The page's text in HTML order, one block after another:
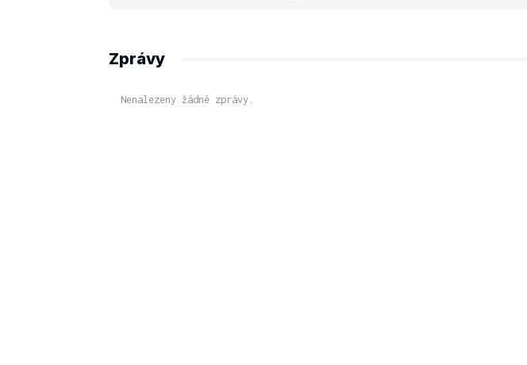
Zprávy
Nenalezeny žádné zprávy.